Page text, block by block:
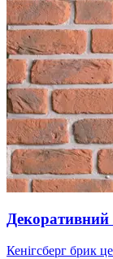
Декоративний
Кенігсберг брик